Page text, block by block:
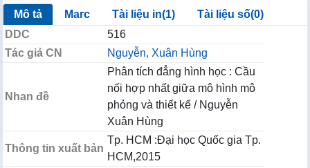
Mô tả Marc Tài liệu in(1)
Tài liệu số(0)
DDC
516
Tác giả CN
Nguyễn, Xuân Hùng
Nhan đề
Phân tích đẳng hình học : Cầu
nối hợp nhất giữa mô hình mô
phỏng và thiết kế / Nguyễn
Xuân Hùng
Thông tin xuất bản
Tp. HCM :Đại học Quốc gia Tp.
HCM,2015